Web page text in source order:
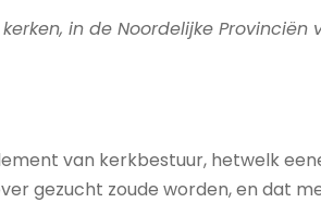
in de Noordelijke Provinciën
van kerkbestuur, hetwelk
gezucht zoude worden, en dat